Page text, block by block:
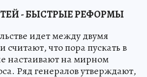
- БЫСТРЫЕ РЕФОРМЫ
идет между двумя
считают, что пора пускать в
настаивают на мирном
Ряд генералов утверждают,